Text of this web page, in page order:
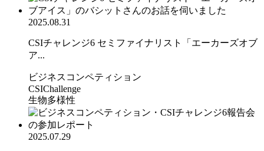
2025.08.31
CSIチャレンジ6 セミファイナリスト「エーカーズオブ
ア...
ビジネスコンペティション
CSIChallenge
生物多様性
2025.07.29